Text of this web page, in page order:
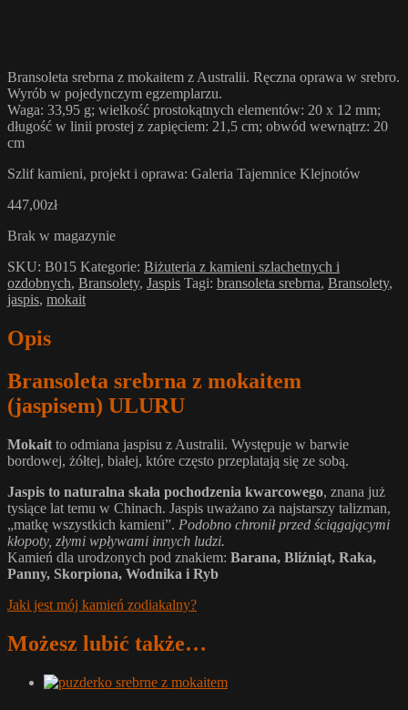
Bransoleta srebrna z mokaitem z Australii. Ręczna oprawa w srebro.
Wyrób w pojedynczym egzemplarzu.
Waga: 33,95 g; wielkość prostokątnych elementów: 20 x 12 mm;
długość w linii prostej z zapięciem: 21,5 cm; obwód wewnątrz: 20
cm
Szlif kamieni, projekt i oprawa: Galeria Tajemnice Klejnotów
447,00zł
Brak w magazynie
SKU: B015 Kategorie: Biżuteria z kamieni szlachetnych i
ozdobnych, Bransolety, Jaspis Tagi: bransoleta srebrna, Bransolety,
jaspis, mokait
Opis
Bransoleta srebrna z mokaitem
(jaspisem) ULURU
Mokait to odmiana jaspisu z Australii. Występuje w barwie
bordowej, żółtej, białej, które często przeplatają się ze sobą.
Jaspis to naturalna skała pochodzenia kwarcowego, znana już
tysiące lat temu w Chinach. Jaspis uważano za najstarszy talizman,
„matkę wszystkich kamieni”. Podobno chronił przed ściągającymi
kłopoty, złymi wpływami innych ludzi.
Kamień dla urodzonych pod znakiem: Barana, Bliźniąt, Raka,
Panny, Skorpiona, Wodnika i Ryb
Jaki jest mój kamień zodiakalny?
Możesz lubić także…